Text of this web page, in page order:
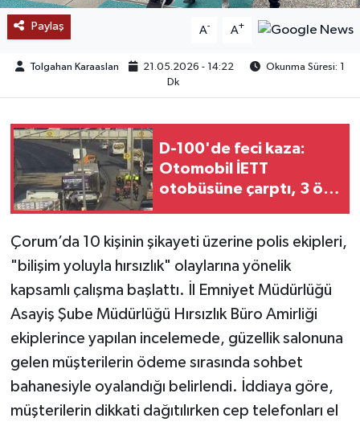
Paylaş A- A+
Tolgahan Karaaslan 21.05.2026 - 14:22
Okunma Süresi: 1
Dk
D-100'de feci kaza:
Otomobil İETT
otobüsüne çarptı, 3 ölü
Çorum’da 10 kişinin şikayeti üzerine polis ekipleri,
"bilişim yoluyla hırsızlık" olaylarına yönelik
kapsamlı çalışma başlattı. İl Emniyet Müdürlüğü
Asayiş Şube Müdürlüğü Hırsızlık Büro Amirliği
ekiplerince yapılan incelemede, güzellik salonuna
gelen müşterilerin ödeme sırasında sohbet
bahanesiyle oyalandığı belirlendi. İddiaya göre,
müşterilerin dikkati dağıtılırken cep telefonları el
DÜNYA
MEDYA
OTOMOTİV
TEKNOLOJİ
KÜLTÜR SANAT